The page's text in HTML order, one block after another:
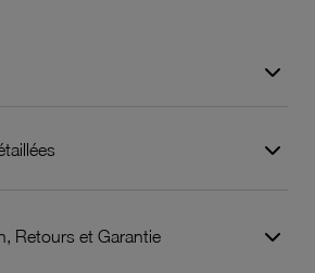
Retours et Garantie